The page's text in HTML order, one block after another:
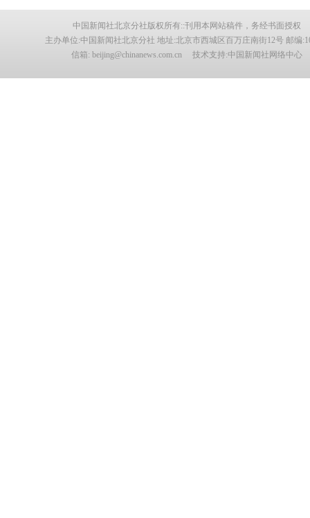
中国新闻社北京分社版权所有::刊用本网站稿件，务经书面授权
主办单位:中国新闻社北京分社 地址:北京市西城区百万庄南街12号 邮编
信箱: beijing@chinanews.com.cn 技术支持:中国新闻社网络中心